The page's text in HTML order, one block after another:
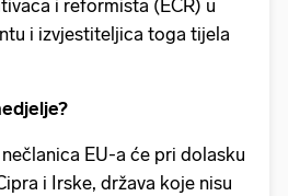
i reformista (ECR) u
i izvjestiteljica toga tijela
EU-a će pri dolasku
i Irske, država koje nisu